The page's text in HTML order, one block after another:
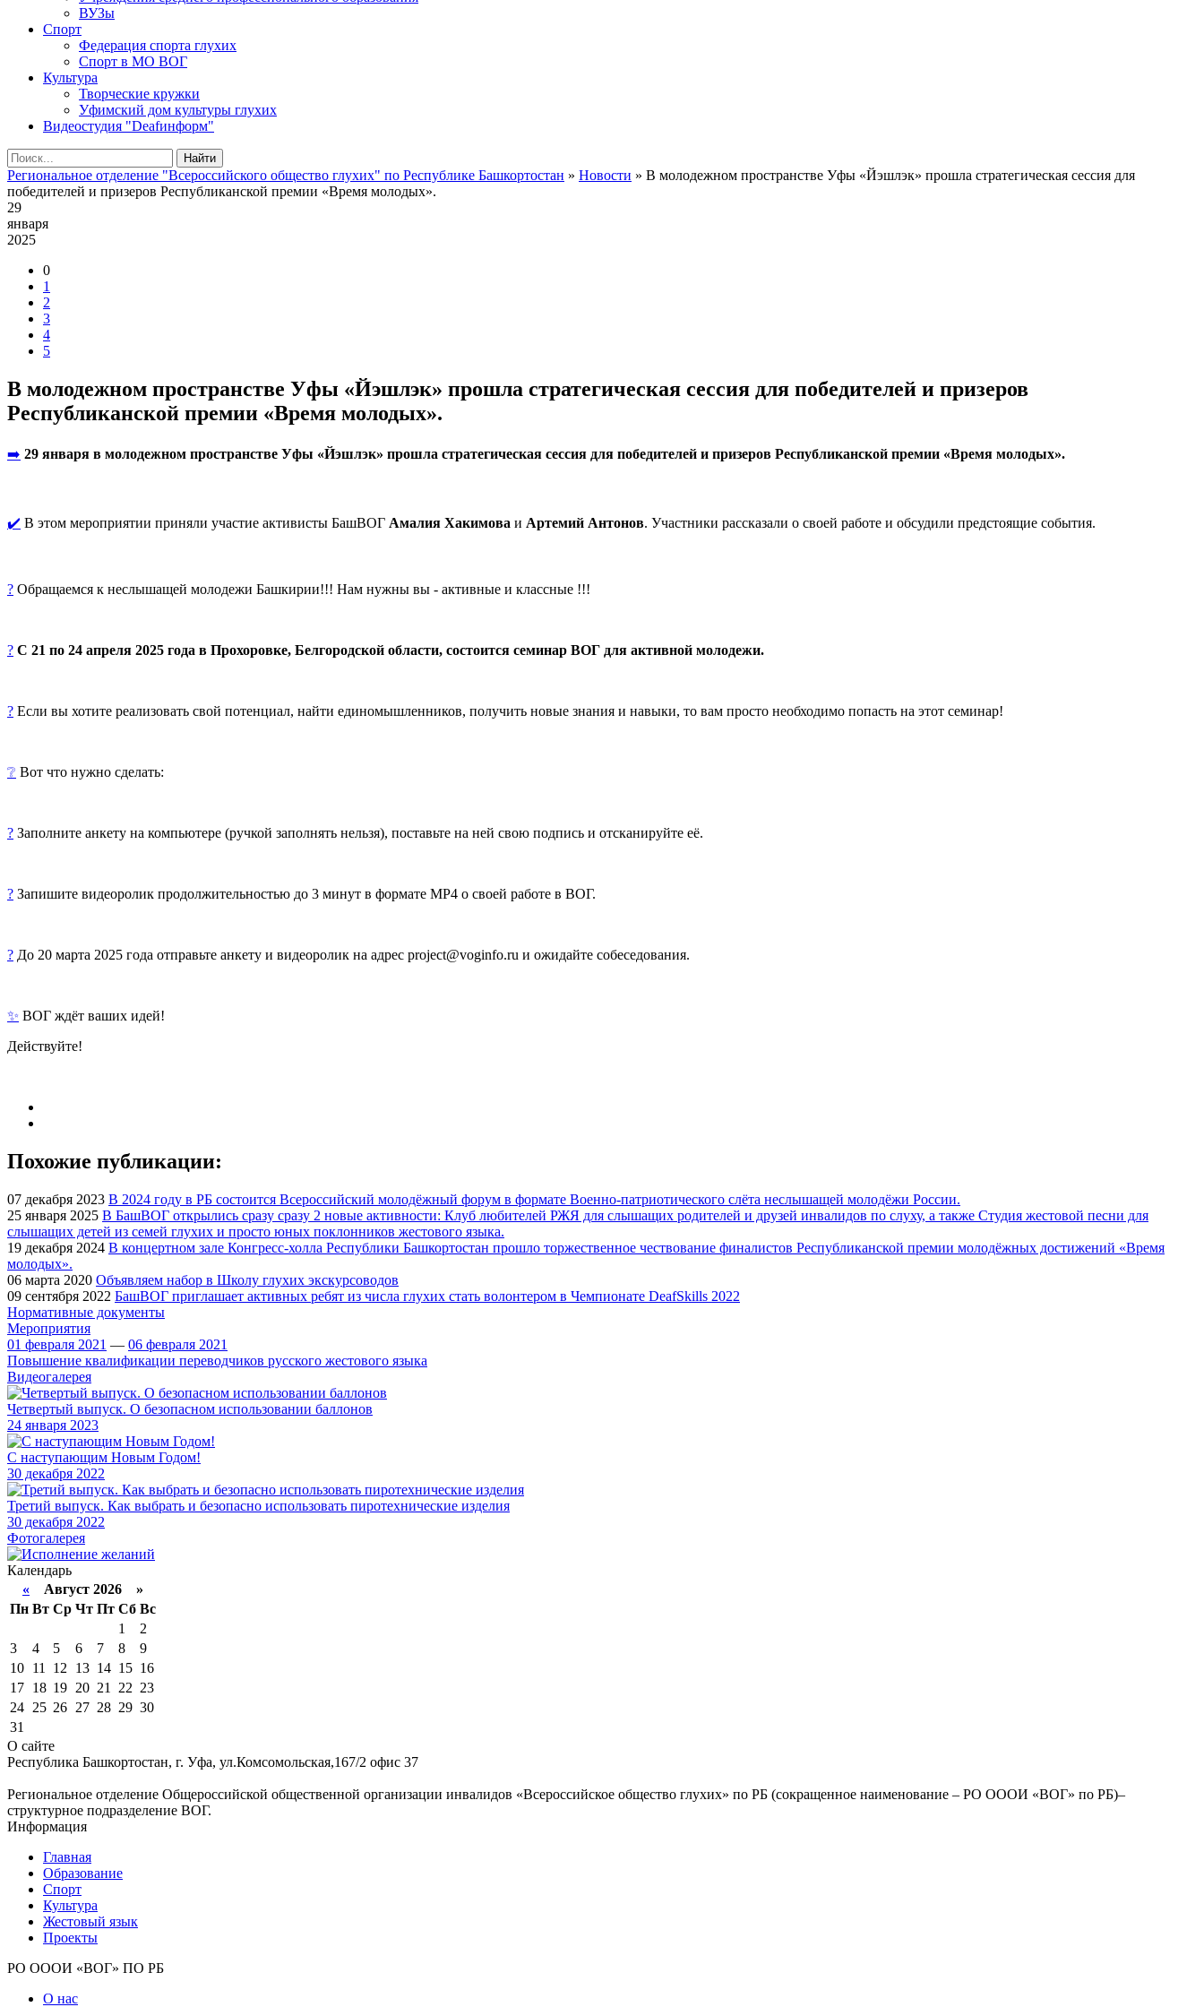
ВУЗы
Спорт
Федерация спорта глухих
Спорт в МО ВОГ
Культура
Творческие кружки
Уфимский дом культуры глухих
Видеостудия "Deafинформ"
Найти
Региональное отделение "Всероссийского общество глухих" по Республике Башкортостан » Новости » В молодежном пространстве Уфы «Йэшлэк» прошла стратегическая сессия для
победителей и призеров Республиканской премии «Время молодых».
29
января
2025
0
1
2
3
4
5
В молодежном пространстве Уфы «Йэшлэк» прошла стратегическая сессия для победителей и призеров
Республиканской премии «Время молодых».
➡️ 29 января в молодежном пространстве Уфы «Йэшлэк» прошла стратегическая сессия для победителей и призеров Республиканской премии «Время молодых».
✔️ В этом мероприятии приняли участие активисты БашВОГ Амалия Хакимова и Артемий Антонов. Участники рассказали о своей работе и обсудили предстоящие события.
? Обращаемся к неслышащей молодежи Башкирии!!! Нам нужны вы - активные и классные !!!
? С 21 по 24 апреля 2025 года в Прохоровке, Белгородской области, состоится семинар ВОГ для активной молодежи.
? Если вы хотите реализовать свой потенциал, найти единомышленников, получить новые знания и навыки, то вам просто необходимо попасть на этот семинар!
❔ Вот что нужно сделать:
? Заполните анкету на компьютере (ручкой заполнять нельзя), поставьте на ней свою подпись и отсканируйте её.
? Запишите видеоролик продолжительностью до 3 минут в формате MP4 о своей работе в ВОГ.
? До 20 марта 2025 года отправьте анкету и видеоролик на адрес project@voginfo.ru и ожидайте собеседования.
✨ ВОГ ждёт ваших идей!
Действуйте!
Похожие публикации:
07 декабря 2023 В 2024 году в РБ состоится Всероссийский молодёжный форум в формате Военно-патриотического слёта неслышащей молодёжи России.
25 января 2025 В БашВОГ открылись сразу сразу 2 новые активности: Клуб любителей РЖЯ для слышащих родителей и друзей инвалидов по слуху, а также Студия жестовой песни для
слышащих детей из семей глухих и просто юных поклонников жестового языка.
19 декабря 2024 В концертном зале Конгресс-холла Республики Башкортостан прошло торжественное чествование финалистов Республиканской премии молодёжных достижений «Время
молодых».
06 марта 2020 Объявляем набор в Школу глухих экскурсоводов
09 сентября 2022 БашВОГ приглашает активных ребят из числа глухих стать волонтером в Чемпионате DeafSkills 2022
Нормативные документы
Мероприятия
01 февраля 2021 — 06 февраля 2021
Повышение квалификации переводчиков русского жестового языка
Видеогалерея
Четвертый выпуск. О безопасном использовании баллонов
24 января 2023
С наступающим Новым Годом!
30 декабря 2022
Третий выпуск. Как выбрать и безопасно использовать пиротехнические изделия
30 декабря 2022
Фотогалерея
Календарь
« Август 2026 »
Пн Вт Ср Чт Пт Сб Вс
1
2
3
4 5 6 7 8
9
10 11 12 13 14 15 16
17 18 19 20 21 22 23
24 25 26 27 28 29 30
31
О сайте
Республика Башкортостан, г. Уфа, ул.Комсомольская,167/2 офис 37
Региональное отделение Общероссийской общественной организации инвалидов «Всероссийское общество глухих» по РБ (сокращенное наименование – РО ОООИ «ВОГ» по РБ)–
структурное подразделение ВОГ.
Информация
Главная
Образование
Спорт
Культура
Жестовый язык
Проекты
РО ОООИ «ВОГ» ПО РБ
О нас